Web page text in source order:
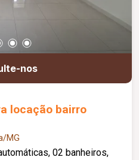
nos
locação bairro
MG
02 banheiros,